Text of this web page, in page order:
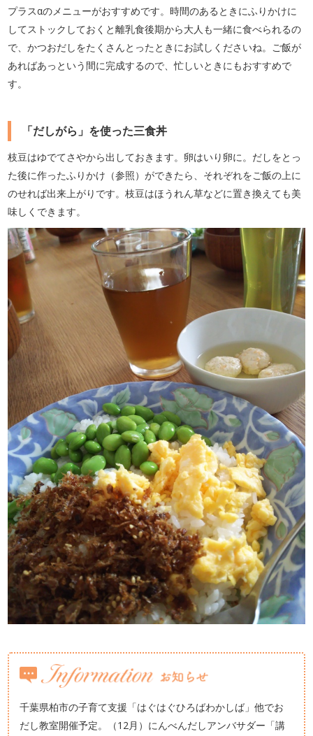
プラスαのメニューがおすすめです。時間のあるときにふりかけに
してストックしておくと離乳食後期から大人も一緒に食べられるの
で、かつおだしをたくさんとったときにお試しくださいね。ご飯が
あればあっという間に完成するので、忙しいときにもおすすめで
す。
「だしがら」を使った三食丼
枝豆はゆでてさやから出しておきます。卵はいり卵に。だしをとっ
た後に作ったふりかけ（参照）ができたら、それぞれをご飯の上に
のせれば出来上がりです。枝豆はほうれん草などに置き換えても美
味しくできます。
千葉県柏市の子育て支援「はぐはぐひろばわかしば」他でお
だし教室開催予定。（12月）にんべんだしアンバサダー「講